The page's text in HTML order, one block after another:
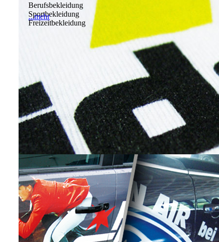
Berufsbekleidung
Sportbekleidung
Freizeitbekleidung
...mehr